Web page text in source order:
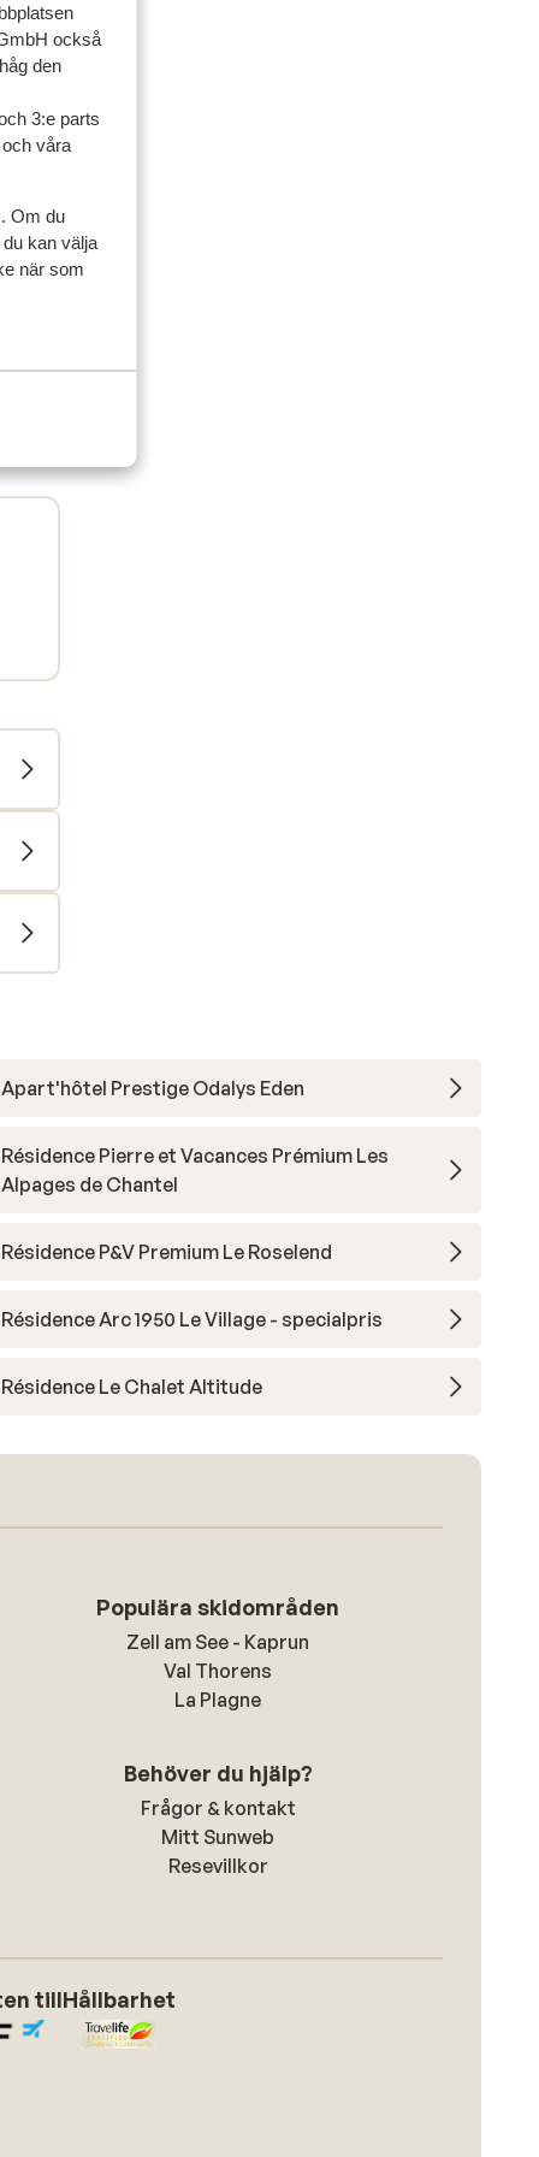
också
den
3:e parts
våra
Om du
kan välja
när som
Apart'hôtel Prestige Odalys Eden
Résidence Pierre et Vacances Prémium Les
Alpages de Chantel
Résidence P&V Premium Le Roselend
Résidence Arc 1950 Le Village - specialpris
Résidence Le Chalet Altitude
Populära skidområden
Zell am See - Kaprun
Val Thorens
La Plagne
Behöver du hjälp?
Frågor & kontakt
Mitt Sunweb
Resevillkor
tillHållbarhet